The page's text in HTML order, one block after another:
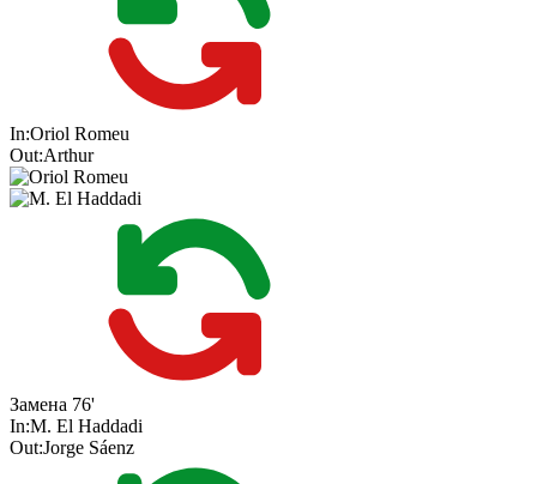
In:Oriol Romeu
Out:Arthur
Замена 76'
In:M. El Haddadi
Out:Jorge Sáenz